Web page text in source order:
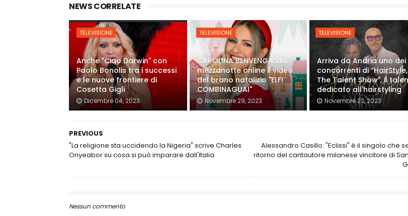
NEWS CORRELATE
TELEVISIONE
Anche "Ciao Darwin" con
Paolo Bonolis tra i successi
e le nuove frontiere di
Cosetta Gigli
Dicembre 04, 2023
TELEVISIONE
CAROLINA BENVENGA: da
mezzanotte online il video
del brano natalizio "ELFI
COMBINAGUAI"
Novembre 29, 2023
TELEVISIONE
Arriva da Andria uno dei
concorrenti di “HairStyle,
The Talent Show", il
dedicato all'hairstyling
Novembre 23, 2023
Alessandro Casillo: "Eclissi" è il singolo che
ritorno del cantautore milanese vincitore di
PREVIOUS
"La religione sta uccidendo la Nigeria" scrive Charles
Onyeabor su cosa si può imparare dall'Italia
Nessun commento